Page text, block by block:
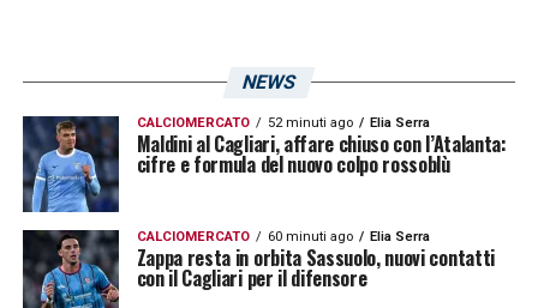
NEWS
CALCIOMERCATO 52 minuti ago Elia Serra
Maldini al Cagliari, affare chiuso con l’Atalanta:
cifre e formula del nuovo colpo rossoblù
CALCIOMERCATO 60 minuti ago Elia Serra
Zappa resta in orbita Sassuolo, nuovi contatti
con il Cagliari per il difensore